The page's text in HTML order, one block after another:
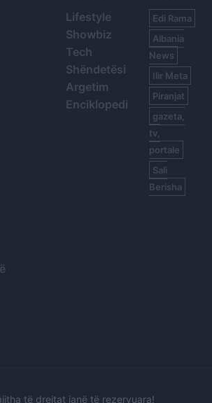
Lifestyle
Showbiz
Tech
Shëndetësi
Argetim
Enciklopedi
Edi Rama
Albania
News
Ilir Meta
Piranjat
gazeta,
tv,
portale
Sali
Berisha
të drejtat janë të rezervuara!